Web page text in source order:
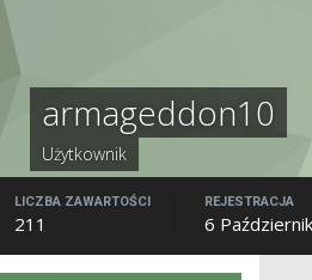
armageddon10
Użytkownik
LICZBA ZAWARTOŚCI
211
REJESTRACJA
6